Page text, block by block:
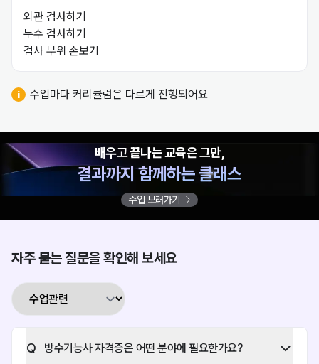
초보 15~18만 원에서
외관 검사하기
누수 검사하기
검사 부위 손보기
수업마다 커리큘럼은 다르게 진행되어요
배우고 끝나는 교육은 그만,
결과까지 함께하는 클래스
수업 보러가기
자주 묻는 질문을 확인해 보세요
Q 방수기능사 자격증은 어떤 분야에 필요한가요?